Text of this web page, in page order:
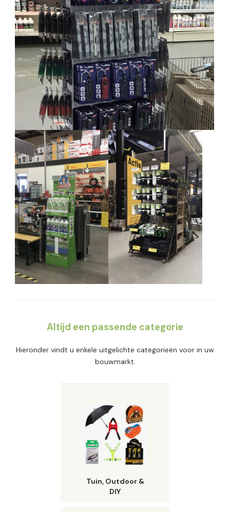
Altijd een passende categorie
Hieronder vindt u enkele uitgelichte categorieën voor in uw
bouwmarkt.
Tuin, Outdoor &
DIY